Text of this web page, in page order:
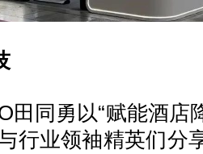
同勇以“赋能酒店
行业领袖精英们分